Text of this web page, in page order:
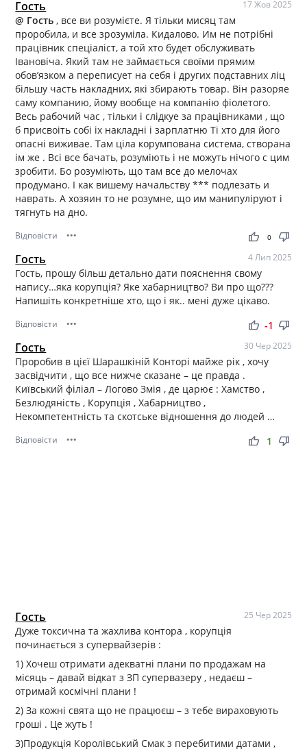
Гость 17 Жов 2025
@ Гость , все ви розумієте. Я тільки мисяц там
проробила, и все зрозуміла. Кидалово. Им не потрібні
працівник спеціаліст, а той хто будет обслуживать
Івановіча. Який там не займається своїми прямим
обов’язком а переписует на себя і других подставних ліц
більшу часть накладних, які збирають товар. Він разоряе
саму компанию, йому вообще на компанію фіолетого.
Весь рабочий час , тільки і слідкуе за працівниками , що
б присвоіть собі іх накладні і зарплатню Ті хто для його
опасні виживае. Там ціла корумпована система, створана
ім же . Всі все бачать, розуміють і не можуть нічого с цим
зробити. Бо розуміють, що там все до мелочах
продумано. І как вишему начальству *** подлезать и
наврать. А хозяин то не розумне, що им манипуліруют і
тягнуть на дно.
Відповісти ••• thumb_up thumb_down
0
Гость 4 Лип 2025
Гость, прошу більш детально дати пояснення свому
напису…яка корупція? Яке хабарництво? Ви про що???
Напишіть конкретніше хто, що і як.. мені дуже цікаво.
Відповісти ••• thumb_up thumb_down
-1
Гость 30 Чер 2025
Проробив в цієї Шарашкіній Конторі майже рік , хочу
засвідчити , що все нижче сказане – це правда .
Київський філіал – Логово Змія , де царює : Хамство ,
Безлюдяність , Корупція , Хабарництво ,
Некомпетентність та скотське відношення до людей …
Відповісти ••• thumb_up thumb_down
1
Гость 25 Чер 2025
Дуже токсична та жахлива контора , корупція
починається з супервайзерів :
1) Хочеш отримати адекватні плани по продажам на
місяць – давай відкат з ЗП супервазеру , недаєш –
отримай космічні плани !
2) За кожні свята що не працюєш – з тебе вираховують
гроші . Це жуть !
3)Продукція Королівський Смак з перебитими датами ,